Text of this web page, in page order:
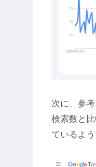
次に、参
検索数と
ているよ